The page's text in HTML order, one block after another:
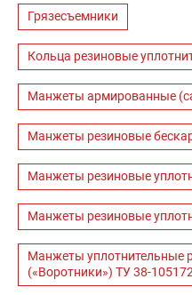
Грязесъемники
Кольца резиновые
Манжеты армированные
Манжеты резиновые
Манжеты резиновые
Манжеты резиновые
Манжеты уплотнительные
(«Воротники») ТУ 38-